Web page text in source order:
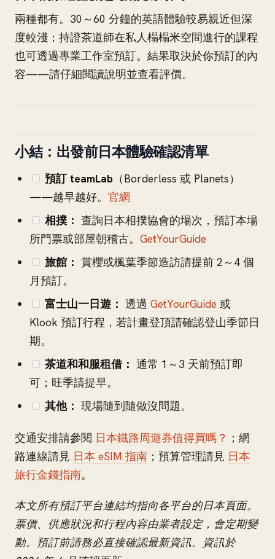
兩種都有。30～60 分鐘的英語體驗較易親近但深
度較淺；持證茶道師在私人榻榻米空間進行的課程
也可透過專業工作室預訂。結果取決於你預訂的內
容——請仔細閱讀說明並查看評價。
小結：出發前日本體驗確認清單
預訂 teamLab （Borderless 或 Planets）
——越早越好。 官網
相撲： 查詢日本相撲協會的場次，預訂本場
所門票或部屋朝稽古。 GetYourGuide
旅館： 賞櫻或楓葉季節造訪請提前 2～4 個
月預訂。
富士山一日遊： 透過 GetYourGuide 或
Klook 預訂行程，若計畫登頂請確認登山季節日
期。
茶道和和服租借： 通常 1～3 天前預訂即
可；旺季請提早。
其他： 現場隨到隨做沒問題。
交通安排請參閱 日本鐵路周遊券值得買嗎？ ；網
路連線請見 日本 eSIM 指南 ；預算管理請見 日本
旅行金錢指南。
本文所有預訂平台連結均指向各平台的日本頁面。
票價、供應狀況和行程內容由業者設定，會定期變
動。預訂前請務必直接確認最新資訊。資訊於